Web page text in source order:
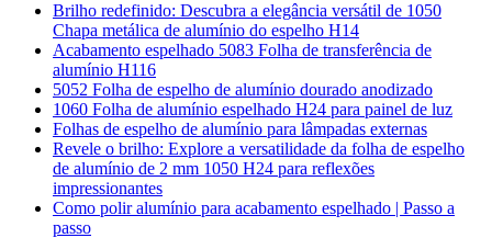
Brilho redefinido: Descubra a elegância versátil de 1050
Chapa metálica de alumínio do espelho H14
Acabamento espelhado 5083 Folha de transferência de
alumínio H116
5052 Folha de espelho de alumínio dourado anodizado
1060 Folha de alumínio espelhado H24 para painel de luz
Folhas de espelho de alumínio para lâmpadas externas
Revele o brilho: Explore a versatilidade da folha de espelho
de alumínio de 2 mm 1050 H24 para reflexões
impressionantes
Como polir alumínio para acabamento espelhado | Passo a
passo